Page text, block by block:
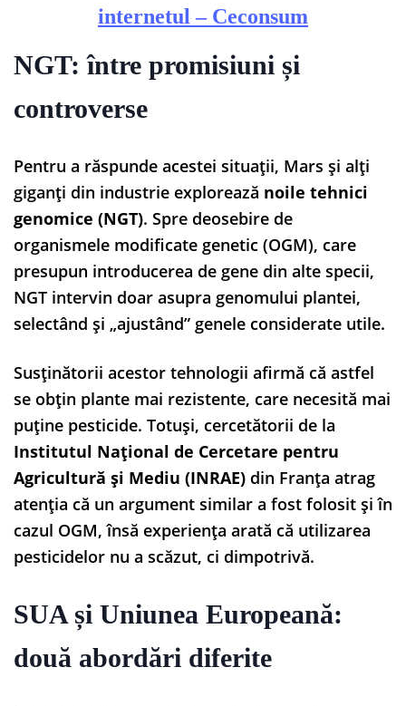
internetul – Ceconsum
NGT: între promisiuni și
controverse
Pentru a răspunde acestei situații, Mars și alți
giganți din industrie explorează noile tehnici
genomice (NGT). Spre deosebire de
organismele modificate genetic (OGM), care
presupun introducerea de gene din alte specii,
NGT intervin doar asupra genomului plantei,
selectând și „ajustând” genele considerate utile.
Susținătorii acestor tehnologii afirmă că astfel
se obțin plante mai rezistente, care necesită mai
puține pesticide. Totuși, cercetătorii de la
Institutul Național de Cercetare pentru
Agricultură și Mediu (INRAE) din Franța atrag
atenția că un argument similar a fost folosit și în
cazul OGM, însă experiența arată că utilizarea
pesticidelor nu a scăzut, ci dimpotrivă.
SUA și Uniunea Europeană:
două abordări diferite